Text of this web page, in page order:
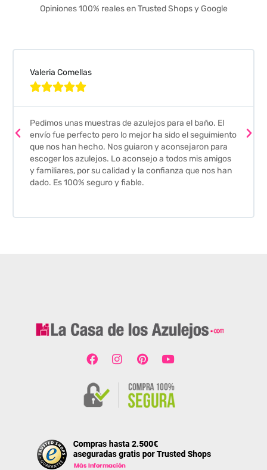
Opiniones 100% reales en Trusted Shops y Google
Valeria Comellas

Pedimos unas muestras de azulejos para el baño. El
envío fue perfecto pero lo mejor ha sido el seguimiento
que nos han hecho. Nos guiaron y aconsejaron para
escoger los azulejos. Lo aconsejo a todos mis amigos
y familiares, por su calidad y la confianza que nos han
dado. Es 100% seguro y fiable.